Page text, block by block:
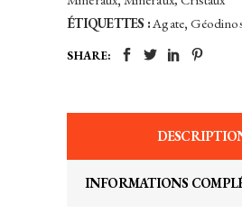
ÉTIQUETTES :Agate,
SHARE:
INFORMATIONS